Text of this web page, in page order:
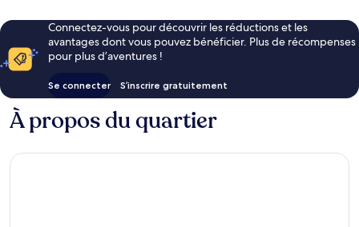
Connectez-vous pour découvrir les réductions et les
avantages dont vous pouvez bénéficier. Plus de récompenses
pour plus d’aventures !
Se connecter S’inscrire gratuitement
À propos du quartier